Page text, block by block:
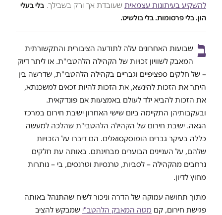
להשקיע בעיתונות עצמאית שעובדת אך ורק בשבילך. בלי בעלי
הון. בלי פרסומות. בלי בולשיט.
ב שבועות האחרונים עלה לתודעה הציבורית והתקשורתית
המאבק לשוויון זכויות של הקהילה הלהטבי"ת. או ליתר דיוק
– של חלקים ספציפיים וגבריים בקהילה הלהטבי"ת, שדרשה בין
היתר את הזכות להינשא, את הזכות להיות זכאים למשכנתא,
את הזכות להביא ילד לעולם באמצעות אם פונדקאית.
ובעקבותיהן התקיימה ביום שישי האחרון ישיבת חירום במרכז
הגאה. ישיבת חירום של הקהילה הלהטבי"ת שהלכה למעשה
כללה בעיקר גברים הומוסקסואלים. הם דיברו על הזכויות
שלהם, על העניינים הבוערים מבחינתם. באותה עת חלקים
נרחבים מהקהילה – לסביות, טרנסיות וטרנסים, בי – נותרות
מחוץ לדיון.
מתוך תחושה עמוקה של הדרה וניכור לשיח שהתנהל באותה
פגישת חירום, קם מטה המאבק הלהטב"י שמבקש להציב